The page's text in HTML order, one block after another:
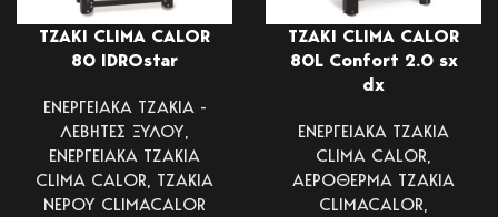
ΤΖΑΚΙ CLIMA CALOR
80 IDROstar
ΕΝΕΡΓΕΙΑΚΑ ΤΖΑΚΙΑ -
ΛΕΒΗΤΕΣ ΞΥΛΟΥ,
ΕΝΕΡΓΕΙΑΚΑ ΤΖΑΚΙΑ
CLIMA CALOR, ΤΖΑΚΙΑ
ΝΕΡΟΥ CLIMACALOR
ΤΖΑΚΙ CLIMA CALOR
80L Confort 2.0 sx
dx
ΕΝΕΡΓΕΙΑΚΑ ΤΖΑΚΙΑ
CLIMA CALOR,
ΑΕΡΟΘΕΡΜΑ ΤΖΑΚΙΑ
CLIMACALOR,